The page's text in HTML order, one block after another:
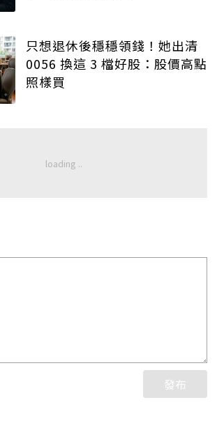
只想退休後穩穩領錢！她出清
0056 換這 3 檔好股：股價高點
照樣買
發布